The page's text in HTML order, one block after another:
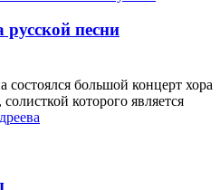
песни
большой концерт хора
которого является